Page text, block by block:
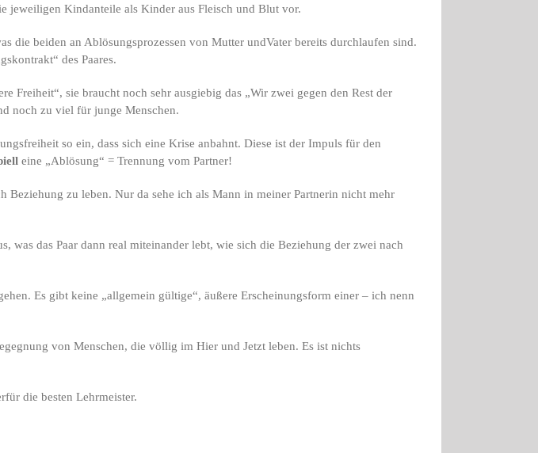
jeweiligen Kindanteile als Kinder aus Fleisch und Blut vor.
die beiden an Ablösungsprozessen von Mutter undVater bereits durchlaufen sind.
des Paares.
Freiheit“, sie braucht noch sehr ausgiebig das „Wir zwei gegen den Rest der
noch zu viel für junge Menschen.
so ein, dass sich eine Krise anbahnt. Diese ist der Impuls für den
eine „Ablösung“ = Trennung vom Partner!
zu leben. Nur da sehe ich als Mann in meiner Partnerin nicht mehr
was das Paar dann real miteinander lebt, wie sich die Beziehung der zwei nach
Es gibt keine „allgemein gültige“, äußere Erscheinungsform einer – ich nenn
von Menschen, die völlig im Hier und Jetzt leben. Es ist nichts
die besten Lehrmeister.